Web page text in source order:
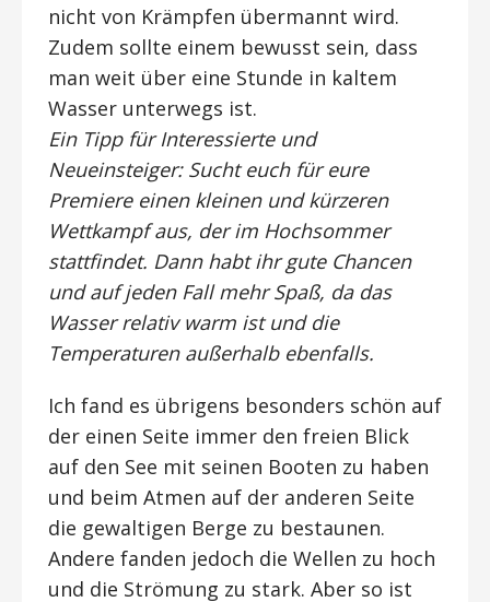
nicht von Krämpfen übermannt wird.
Zudem sollte einem bewusst sein, dass
man weit über eine Stunde in kaltem
Wasser unterwegs ist.
Ein Tipp für Interessierte und
Neueinsteiger: Sucht euch für eure
Premiere einen kleinen und kürzeren
Wettkampf aus, der im Hochsommer
stattfindet. Dann habt ihr gute Chancen
und auf jeden Fall mehr Spaß, da das
Wasser relativ warm ist und die
Temperaturen außerhalb ebenfalls.
Ich fand es übrigens besonders schön auf
der einen Seite immer den freien Blick
auf den See mit seinen Booten zu haben
und beim Atmen auf der anderen Seite
die gewaltigen Berge zu bestaunen.
Andere fanden jedoch die Wellen zu hoch
und die Strömung zu stark. Aber so ist